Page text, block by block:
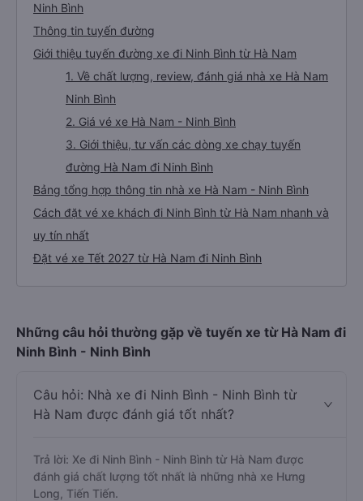
Ninh Bình
Thông tin tuyến đường
Giới thiệu tuyến đường xe đi Ninh Bình từ Hà Nam
1. Về chất lượng, review, đánh giá nhà xe Hà Nam
Ninh Bình
2. Giá vé xe Hà Nam - Ninh Bình
3. Giới thiệu, tư vấn các dòng xe chạy tuyến
đường Hà Nam đi Ninh Bình
Bảng tổng hợp thông tin nhà xe Hà Nam - Ninh Bình
Cách đặt vé xe khách đi Ninh Bình từ Hà Nam nhanh và
uy tín nhất
Đặt vé xe Tết 2027 từ Hà Nam đi Ninh Bình
Những câu hỏi thường gặp về tuyến xe từ Hà Nam đi
Ninh Bình - Ninh Bình
Câu hỏi: Nhà xe đi Ninh Bình - Ninh Bình từ
Hà Nam được đánh giá tốt nhất?
Trả lời: Xe đi Ninh Bình - Ninh Bình từ Hà Nam được
đánh giá chất lượng tốt nhất là những nhà xe Hưng
Long, Tiến Tiến.